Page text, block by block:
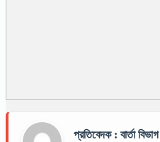
প্রতিবেদক : বার্তা বিভাগ